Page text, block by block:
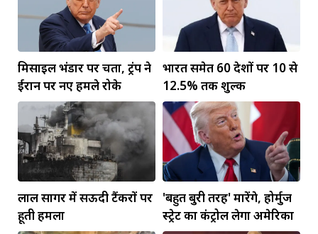
मिसाइल भंडार पर चिंता, ट्रंप ने
ईरान पर नए हमले रोके
भारत समेत 60 देशों पर 10 से
12.5% तक शुल्क
लाल सागर में सऊदी टैंकरों पर
हूती हमला
'बहुत बुरी तरह' मारेंगे, होर्मुज
स्ट्रेट का कंट्रोल लेगा अमेरिका